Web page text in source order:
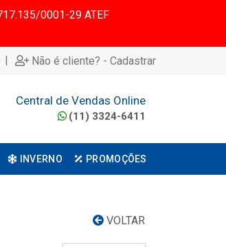
0001-29 ATEF
| Não é cliente? - Cadastrar
Central de Vendas Online
(11) 3324-6411
INVERNO PROMOÇÕES
VOLTAR